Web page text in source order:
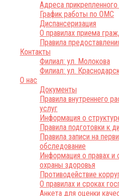
Адреса прикрепленного
График работы по ОМС
Диспансеризация
О правилах приема
Правила
Контакты
Филиал: ул. Молокова
Филиал: ул.
О нас
Документы
Правила внутреннего
услуг
Информация о
Правила подготовки к
Правила записи на
обследование
Информация о правах и
охраны здоровья
Противодействие
О правилах и сроках
Анкета для оценки